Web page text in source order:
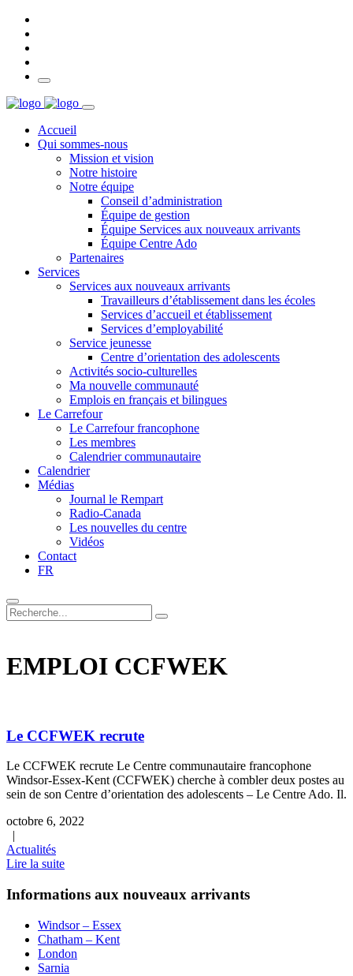
Accueil
Qui sommes-nous
Mission et vision
Notre histoire
Notre équipe
Conseil d’administration
Équipe de gestion
Équipe Services aux nouveaux arrivants
Équipe Centre Ado
Partenaires
Services
Services aux nouveaux arrivants
Travailleurs d’établissement dans les écoles
Services d’accueil et établissement
Services d’employabilité
Service jeunesse
Centre d’orientation des adolescents
Activités socio-culturelles
Ma nouvelle communauté
Emplois en français et bilingues
Le Carrefour
Le Carrefour francophone
Les membres
Calendrier communautaire
Calendrier
Médias
Journal le Rempart
Radio-Canada
Les nouvelles du centre
Vidéos
Contact
FR
EMPLOI CCFWEK
Le CCFWEK recrute
Le CCFWEK recrute Le Centre communautaire francophone
Windsor-Essex-Kent (CCFWEK) cherche à combler deux postes au
sein de son Centre d’orientation des adolescents – Le Centre Ado. Il.
octobre 6, 2022
|
Actualités
Lire la suite
Informations aux nouveaux arrivants
Windsor – Essex
Chatham – Kent
London
Sarnia